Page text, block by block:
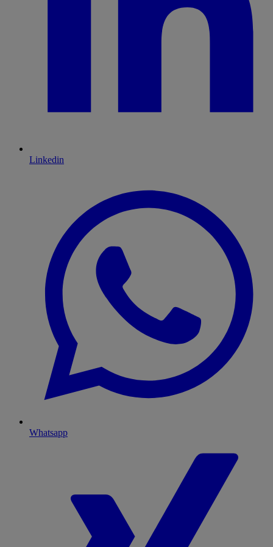
Linkedin
Whatsapp